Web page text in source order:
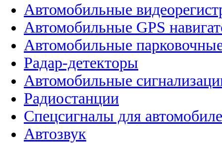
Автомобильные
Автомобильные GPS
Автомобильные
Радар-детекторы
Автомобильные
Радиостанции
Спецсигналы для
Автозвук